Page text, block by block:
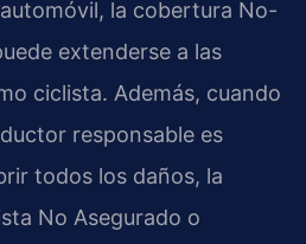
la cobertura No-
extenderse a las
ciclista. Además, cuando
responsable es
todos los daños, la
No Asegurado o